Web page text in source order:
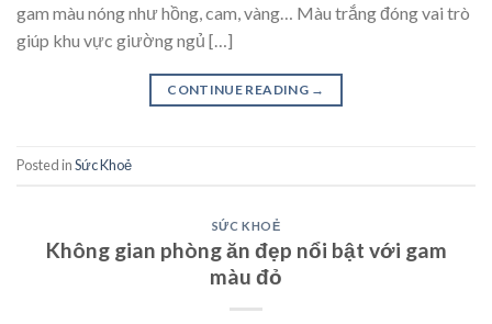
gam màu nóng như hồng, cam, vàng… Màu trắng đóng vai trò
giúp khu vực giường ngủ […]
CONTINUE READING →
Posted inSức Khoẻ
SỨC KHOẺ
Không gian phòng ăn đẹp nổi bật với gam
màu đỏ